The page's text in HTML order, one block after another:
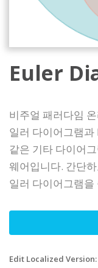
Euler
비주얼 패러다임
일러 다이어그램과
같은 기타 다이어
웨어입니다. 간단
일러 다이어그램을
Edit Localized Version: